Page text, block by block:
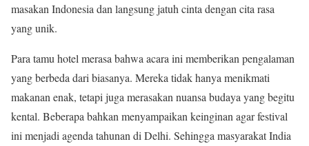
masakan Indonesia dan langsung jatuh cinta dengan cita rasa
yang unik.
Para tamu hotel merasa bahwa acara ini memberikan pengalaman
yang berbeda dari biasanya. Mereka tidak hanya menikmati
makanan enak, tetapi juga merasakan nuansa budaya yang begitu
kental. Beberapa bahkan menyampaikan keinginan agar festival
ini menjadi agenda tahunan di Delhi. Sehingga masyarakat India